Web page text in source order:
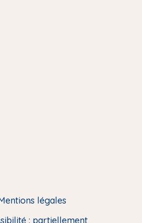
légales
: partiellement